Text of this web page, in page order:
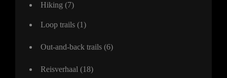
Hiking (7)
Loop trails (1)
Out-and-back trails (6)
Reisverhaal (18)